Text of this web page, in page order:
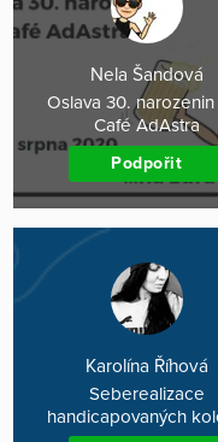
Nela Šandová
Oslava 30.
Café AdAstra
Podpořit
Karolína Říhová
Seberealizace
handicapovaných